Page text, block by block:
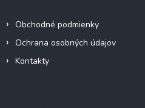
Obchodné podmienky
Ochrana osobných údajov
Kontakty